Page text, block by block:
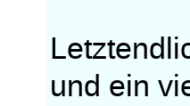
und ein